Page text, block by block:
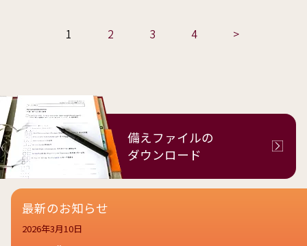
1 2 3 4 >
備えファイルの
ダウンロード
最新のお知らせ
2026年3月10日